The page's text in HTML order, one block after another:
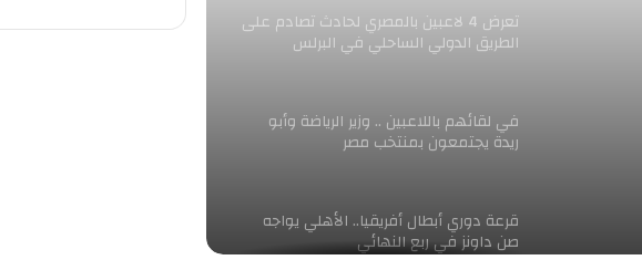
تعرض 4 لاعبين بالمصري لحادث تصادم على
الطريق الدولي الساحلي في البرلس
في لقائهم باللاعبين .. وزير الرياضة وأبو
ريدة يجتمعون بمنتخب مصر
قرعة دوري أبطال أفريقيا.. الأهلي يواجه
صن داونز في ربع النهائي